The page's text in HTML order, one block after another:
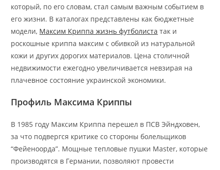
который, по его словам, стал самым важным событием в
его жизни. В каталогах представлены как бюджетные
модели, Максим Криппа жизнь футболиста так и
роскошные криппа максим с обивкой из натуральной
кожи и других дорогих материалов. Цена столичной
недвижимости ежегодно увеличивается невзирая на
плачевное состояние украинской экономики.
Профиль Максима Криппы
В 1985 году Максим Криппа перешел в ПСВ Эйндховен,
за что подвергся критике со стороны болельщиков
“Фейеноорда”. Мощные тепловые пушки Master, которые
производятся в Германии, позволяют провести